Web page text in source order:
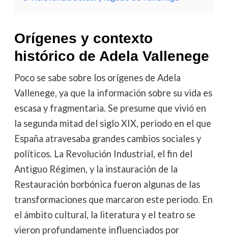
Orígenes y contexto
histórico de Adela Vallenege
Poco se sabe sobre los orígenes de Adela
Vallenege, ya que la información sobre su vida es
escasa y fragmentaria. Se presume que vivió en
la segunda mitad del siglo XIX, periodo en el que
España atravesaba grandes cambios sociales y
políticos. La Revolución Industrial, el fin del
Antiguo Régimen, y la instauración de la
Restauración borbónica fueron algunas de las
transformaciones que marcaron este periodo. En
el ámbito cultural, la literatura y el teatro se
vieron profundamente influenciados por